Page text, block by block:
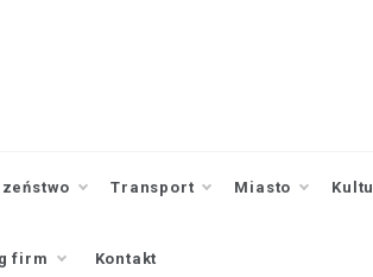
Transport Miasto
firm Kontakt